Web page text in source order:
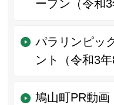
ープン（令和3
パラリンピッ
ント（令和3年
鳩山町PR動画